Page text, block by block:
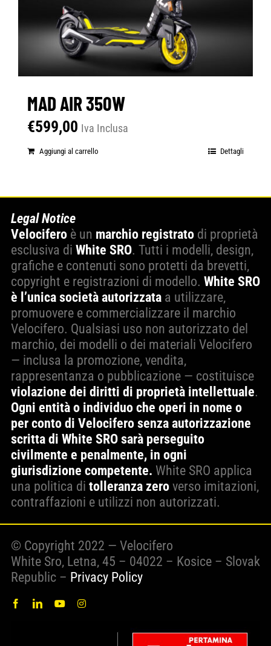
MAD AIR 350W
€599,00 Iva Inclusa
Aggiungi al carrello Dettagli
Legal Notice
Velocifero è un marchio registrato di proprietà
esclusiva di White SRO. Tutti i modelli, design,
grafiche e contenuti sono protetti da brevetti,
copyright e registrazioni di modello. White SRO
è l’unica società autorizzataa utilizzare,
promuovere e commercializzare il marchio
Velocifero. Qualsiasi uso non autorizzato del
marchio, dei modelli o dei materiali Velocifero
— inclusa la promozione, vendita,
rappresentanza o pubblicazione — costituisce
violazione dei diritti di proprietà intellettuale.
Ogni entità o individuo che operi in nome o
per conto di Velocifero senza autorizzazione
scritta di White SRO sarà perseguito
civilmente e penalmente, in ogni
giurisdizione competente. White SRO applica
una politica di tolleranza zero verso imitazioni,
contraffazioni e utilizzi non autorizzati.
© Copyright 2022 — Velocifero
White Sro, Letna, 45 – 04022 – Kosice – Slovak
Republic – Privacy Policy